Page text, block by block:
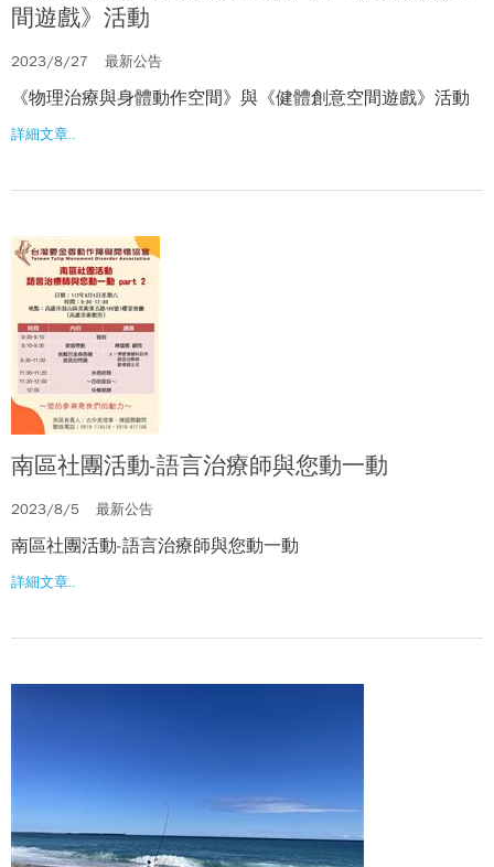
間遊戲》活動
2023/8/27 最新公告
《物理治療與身體動作空間》與《健體創意空間遊戲》活動
詳細文章..
南區社團活動-語言治療師與您動一動
2023/8/5 最新公告
南區社團活動-語言治療師與您動一動
詳細文章..